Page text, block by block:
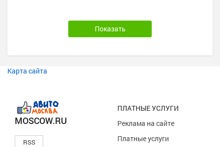
Карта сайта
MOSCOW.RU
RSS
ПЛАТНЫЕ УСЛУГИ
Реклама на сайте
Платные услуги